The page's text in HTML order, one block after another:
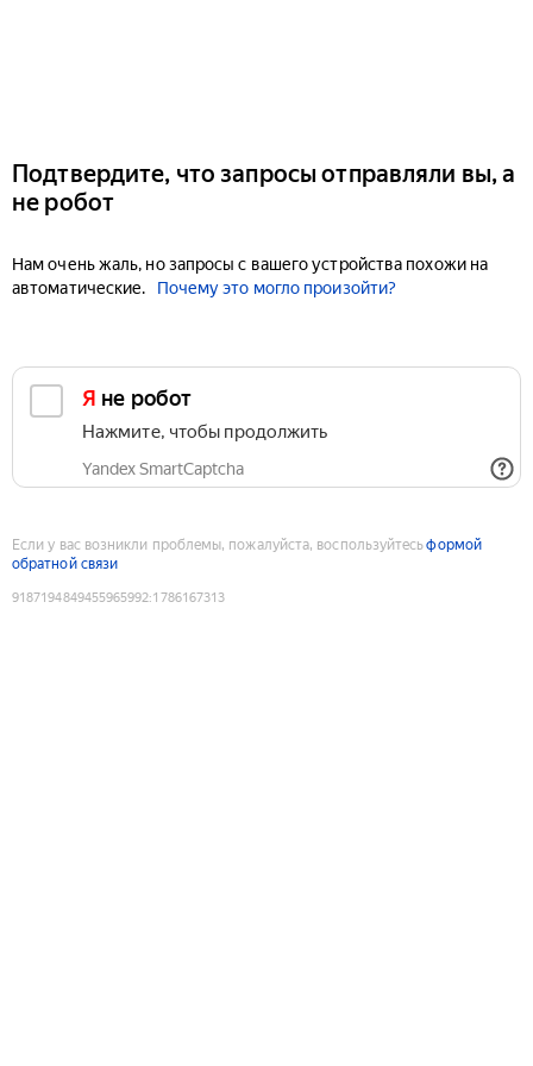
Подтвердите, что запросы отправляли вы, а
не робот
Нам очень жаль, но запросы с вашего устройства похожи на
автоматические.
Почему это могло произойти?
Я не робот
Нажмите, чтобы продолжить
Yandex SmartCaptcha
Если у вас возникли проблемы, пожалуйста, воспользуйтесьформой
обратной связи
9187194849455965992:1786167313